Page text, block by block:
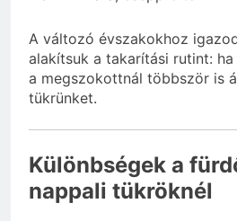
A változó évszakokhoz
alakítsuk a takarítási rutint:
a megszokottnál többször is
tükrünket.
Különbségek a
nappali tükröknél